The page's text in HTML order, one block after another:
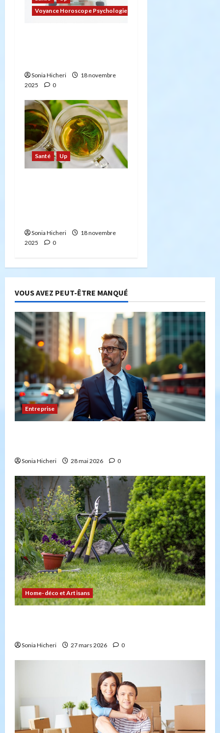
Voyance Horoscope Psychologie
Sonia Hicheri
18 novembre
2025
0
Santé Up
Sonia Hicheri
18 novembre
2025
0
VOUS AVEZ PEUT-ÊTRE MANQUÉ
Entreprise
Sonia Hicheri 28 mai 2026 0
Home-déco et Artisans
Sonia Hicheri 27 mars 2026 0